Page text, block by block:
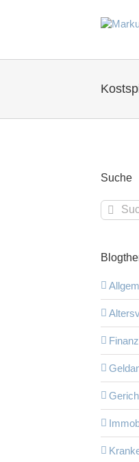
Suche
Suche
nach: